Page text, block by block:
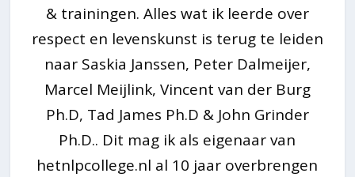
& trainingen. Alles wat ik leerde over
respect en levenskunst is terug te leiden
naar Saskia Janssen, Peter Dalmeijer,
Marcel Meijlink, Vincent van der Burg
Ph.D, Tad James Ph.D & John Grinder
Ph.D.. Dit mag ik als eigenaar van
hetnlpcollege.nl al 10 jaar overbrengen